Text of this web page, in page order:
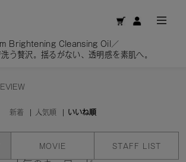
Brightening Cleansing Oil／
う贅沢。揺るがない、透明感を素肌へ。
新着 人気順 いいね順
MOVIE STAFF LIST